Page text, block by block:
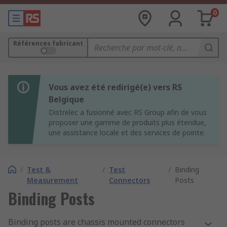
0
Références fabricant
Vous avez été redirigé(e) vers RS
Belgique
Distrelec a fusionné avec RS Group afin de vous
proposer une gamme de produits plus étendue,
une assistance locale et des services de pointe.
/ Test &
Measurement
/ Test
Connectors
/ Binding
Posts
Binding Posts
Binding posts are chassis mounted connectors